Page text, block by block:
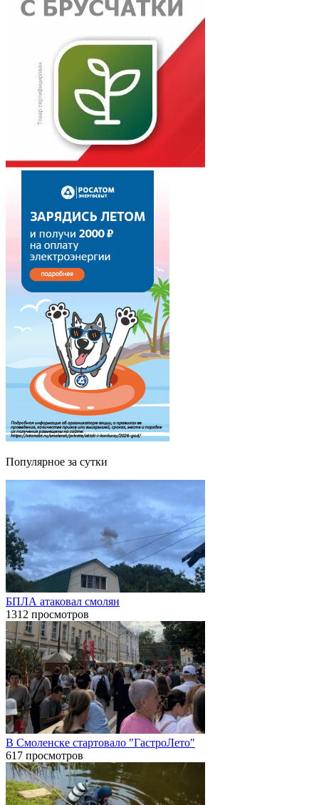
Популярное за сутки
БПЛА атаковал смолян
1312 просмотров
В Смоленске стартовало "ГастроЛето"
617 просмотров